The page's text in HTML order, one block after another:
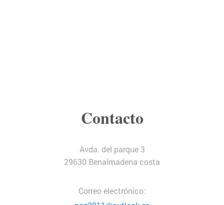
Contacto
Avda. del parque 3
29630 Benalmadena costa
Correo electrónico: